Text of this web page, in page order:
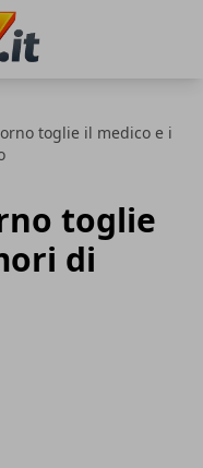
toglie il medico e i
toglie
di